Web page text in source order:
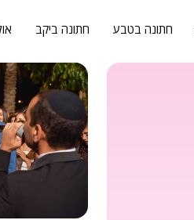
חתונה בטבע חתונה ביקב